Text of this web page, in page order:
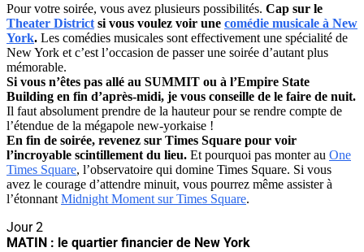
Pour votre soirée, vous avez plusieurs possibilités. Cap sur le
Theater District si vous voulez voir une comédie musicale à New
York. Les comédies musicales sont effectivement une spécialité de
New York et c’est l’occasion de passer une soirée d’autant plus
mémorable.
Si vous n’êtes pas allé au SUMMIT ou à l’Empire State
Building en fin d’après-midi, je vous conseille de le faire de nuit.
Il faut absolument prendre de la hauteur pour se rendre compte de
l’étendue de la mégapole new-yorkaise !
En fin de soirée, revenez sur Times Square pour voir
l’incroyable scintillement du lieu. Et pourquoi pas monter au One
Times Square, l’observatoire qui domine Times Square. Si vous
avez le courage d’attendre minuit, vous pourrez même assister à
l’étonnant Midnight Moment sur Times Square.
Jour 2
MATIN : le quartier financier de New York